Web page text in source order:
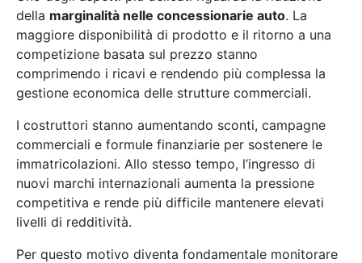
della marginalità nelle concessionarie auto. La
maggiore disponibilità di prodotto e il ritorno a una
competizione basata sul prezzo stanno
comprimendo i ricavi e rendendo più complessa la
gestione economica delle strutture commerciali.
I costruttori stanno aumentando sconti, campagne
commerciali e formule finanziarie per sostenere le
immatricolazioni. Allo stesso tempo, l’ingresso di
nuovi marchi internazionali aumenta la pressione
competitiva e rende più difficile mantenere elevati
livelli di redditività.
Per questo motivo diventa fondamentale monitorare